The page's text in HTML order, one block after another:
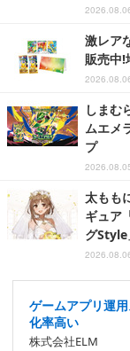
激レア
販売中!
しまむ
ムエメ
プ
太もも
ギュア
グStyle
ゲームアプリ運
化率高い
株式会社ELM